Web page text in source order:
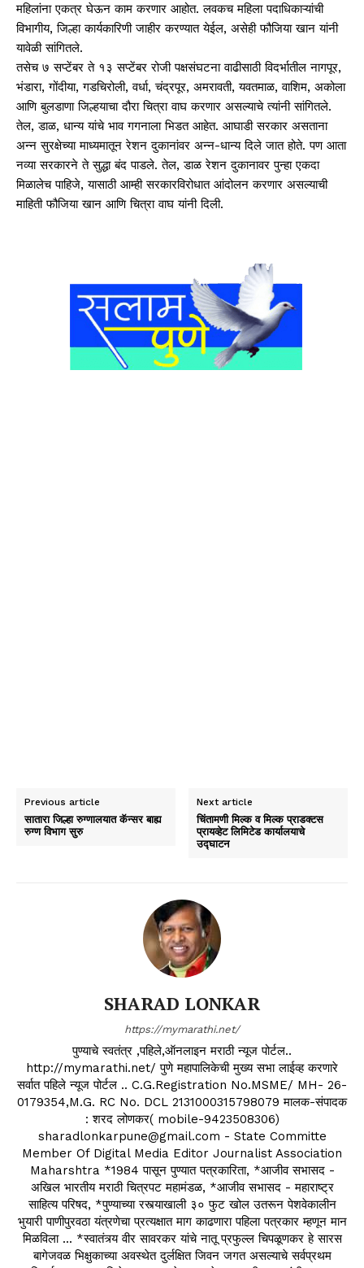
महिलांना एकत्र घेऊन काम करणार आहोत. लवकच महिला पदाधिकाऱ्यांची
विभागीय, जिल्हा कार्यकारिणी जाहीर करण्यात येईल, असेही फौजिया खान यांनी
यावेळी सांगितले.
तसेच ७ सप्टेंबर ते १३ सप्टेंबर रोजी पक्षसंघटना वाढीसाठी विदर्भातील नागपूर,
भंडारा, गोंदीया, गडचिरोली, वर्धा, चंद्रपूर, अमरावती, यवतमाळ, वाशिम, अकोला
आणि बुलडाणा जिल्हयाचा दौरा चित्रा वाघ करणार असल्याचे त्यांनी सांगितले.
तेल, डाळ, धान्य यांचे भाव गगनाला भिडत आहेत. आघाडी सरकार असताना
अन्न सुरक्षेच्या माध्यमातून रेशन दुकानांवर अन्न-धान्य दिले जात होते. पण आता
नव्या सरकारने ते सुद्धा बंद पाडले. तेल, डाळ रेशन दुकानावर पुन्हा एकदा
मिळालेच पाहिजे, यासाठी आम्ही सरकारविरोधात आंदोलन करणार असल्याची
माहिती फौजिया खान आणि चित्रा वाघ यांनी दिली.
Previous article
सातारा जिल्हा रुग्णालयात कॅन्सर बाह्य
रुग्ण विभाग सुरु
Next article
चिंतामणी मिल्क व मिल्क प्राडक्टस
प्रायव्हेट लिमिटेड कार्यालयाचे
उद्घाटन
SHARAD LONKAR
https://mymarathi.net/
पुण्याचे स्वतंत्र ,पहिले,ऑनलाइन मराठी न्यूज पोर्टल..
http://mymarathi.net/ पुणे महापालिकेची मुख्य सभा लाईव्ह करणारे
सर्वात पहिले न्यूज पोर्टल .. C.G.Registration No.MSME/ MH- 26-
0179354,M.G. RC No. DCL 2131000315798079 मालक-संपादक
: शरद लोणकर( mobile-9423508306)
sharadlonkarpune@gmail.com - State Committe
Member Of Digital Media Editor Journalist Association
Maharshtra *1984 पासून पुण्यात पत्रकारिता, *आजीव सभासद -
अखिल भारतीय मराठी चित्रपट महामंडळ, *आजीव सभासद - महाराष्ट्र
साहित्य परिषद, *पुण्याच्या रस्त्याखाली ३० फुट खोल उतरून पेशवेकालीन
भुयारी पाणीपुरवठा यंत्रणेचा प्रत्यक्षात माग काढणारा पहिला पत्रकार म्हणून मान
मिळविला ... *स्वातंत्र्य वीर सावरकर यांचे नातू प्रफुल्ल चिपळूणकर हे सारस
बागेजवळ भिक्षुकाच्या अवस्थेत दुर्लक्षित जिवन जगत असल्याचे सर्वप्रथम